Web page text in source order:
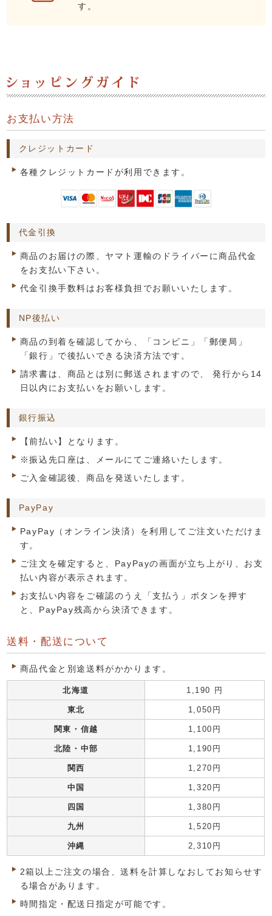
す。
お支払い方法
クレジットカード
各種クレジットカードが利用できます。
代金引換
商品のお届けの際、ヤマト運輸のドライバーに商品代金
をお支払い下さい。
代金引換手数料はお客様負担でお願いいたします。
NP後払い
商品の到着を確認してから、「コンビニ」「郵便局」
「銀行」で後払いできる決済方法です。
請求書は、商品とは別に郵送されますので、 発行から14
日以内にお支払いをお願いします。
銀行振込
【前払い】となります。
※振込先口座は、メールにてご連絡いたします。
ご入金確認後、商品を発送いたします。
PayPay
PayPay（オンライン決済）を利用してご注文いただけま
す。
ご注文を確定すると、PayPayの画面が立ち上がり、お支
払い内容が表示されます。
お支払い内容をご確認のうえ「支払う」ボタンを押す
と、PayPay残高から決済できます。
送料・配送について
商品代金と別途送料がかかります。
北海道 1,190 円
東北 1,050円
関東・信越 1,100円
北陸・中部 1,190円
関西 1,270円
中国 1,320円
四国 1,380円
九州 1,520円
沖縄 2,310円
2箱以上ご注文の場合、送料を計算しなおしてお知らせす
る場合があります。
時間指定・配送日指定が可能です。